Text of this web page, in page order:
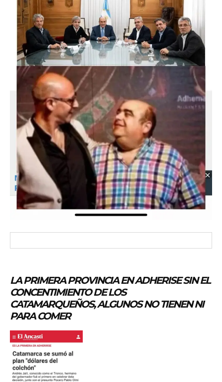
LA PRIMERA PROVINCIA EN ADHERISE SIN EL
CONCENTIMIENTO DE LOS
CATAMARQUEÑOS, ALGUNOS NO TIENEN NI
PARA COMER